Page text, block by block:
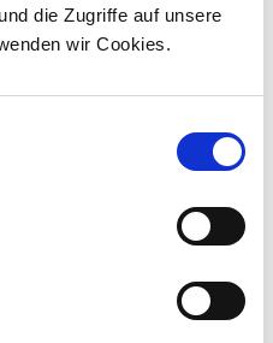
die Zugriffe auf unsere
wir Cookies.